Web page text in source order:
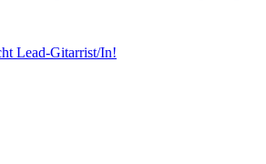
Lead-Gitarrist/In!